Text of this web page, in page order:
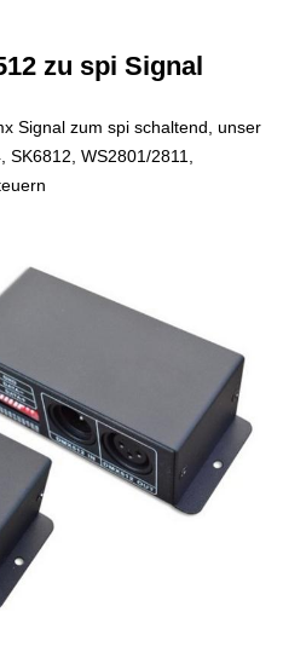
zu spi Signal
Signal zum spi schaltend, unser
SK6812, WS2801/2811,